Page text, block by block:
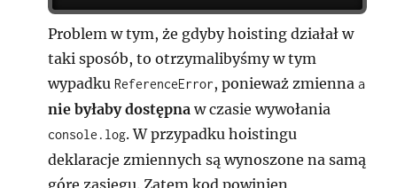
Problem w tym, że gdyby hoisting działał w
taki sposób, to otrzymalibyśmy w tym
wypadkuReferenceError, ponieważ zmiennaa
nie byłaby dostępna w czasie wywołania
console.log. W przypadku hoistingu
deklaracje zmiennych są wynoszone na samą
górę zasiegu. Zatem kod powinien